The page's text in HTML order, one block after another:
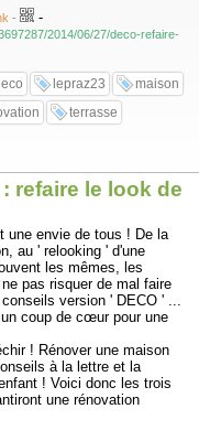
- -
2014/06/27/deco-refaire-
lepraz23
maison
terrasse
refaire le look de
une envie de tous ! De la
au ' relooking ' d'une
les mêmes, les
pas risquer de mal faire
version ' DECO ' ...
coup de cœur pour une
! Rénover une maison
à la lettre et la
! Voici donc les trois
une rénovation